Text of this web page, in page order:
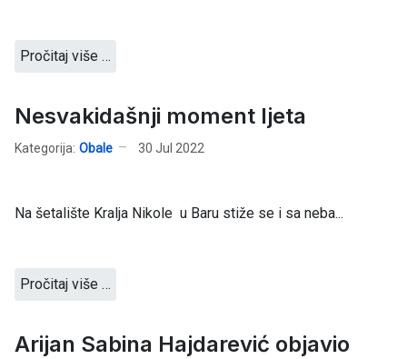
Pročitaj više …
Nesvakidašnji moment ljeta
Kategorija: Obale 30 Jul 2022
Na šetalište Kralja Nikole u Baru stiže se i sa neba...
Pročitaj više …
Arijan Sabina Hajdarević objavio